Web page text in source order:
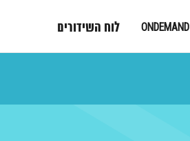
ONDEMAND לוח השידורים